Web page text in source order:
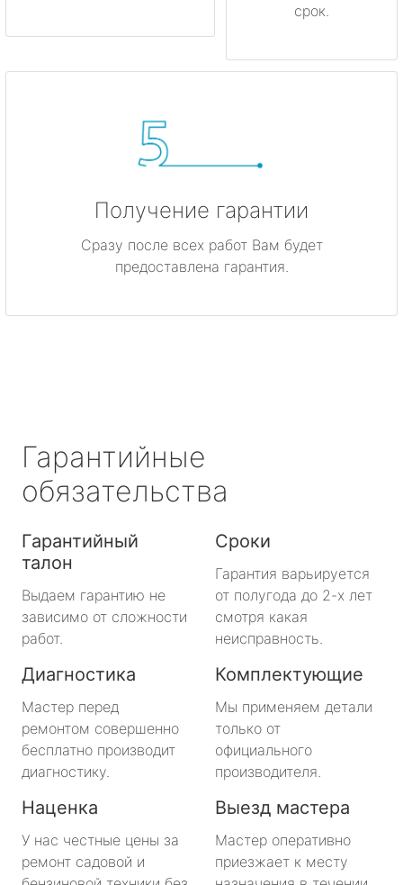
срок.
Получение гарантии
Сразу после всех работ Вам будет
предоставлена гарантия.
Гарантийные
обязательства
Гарантийный
талон
Выдаем гарантию не
зависимо от сложности
работ.
Сроки
Гарантия варьируется
от полугода до 2-х лет
смотря какая
неисправность.
Диагностика
Мастер перед
ремонтом совершенно
бесплатно производит
диагностику.
Комплектующие
Мы применяем детали
только от
официального
производителя.
Наценка
У нас честные цены за
ремонт садовой и
Выезд мастера
Мастер оперативно
приезжает к месту